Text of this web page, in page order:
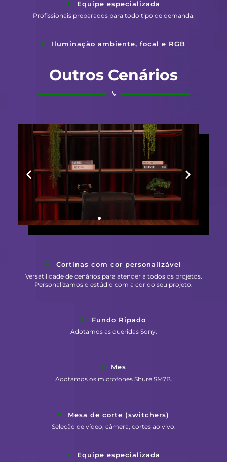
Equipe especializada
Profissionais preparados para todo tipo de demanda.
Iluminação ambiente, focal e RGB
Outros Cenários
Cortinas com cor personalizável
Versatilidade de cenários para atender a todos os projetos.
Personalizamos o estúdio com a cor do seu projeto.
Fundo Ripado
Adotamos as queridas Sony.
Mes
Adotamos os microfones Shure SM7B.
Mesa de corte (switchers)
Seleção de vídeo, câmera, cortes ao vivo.
Equipe especializada